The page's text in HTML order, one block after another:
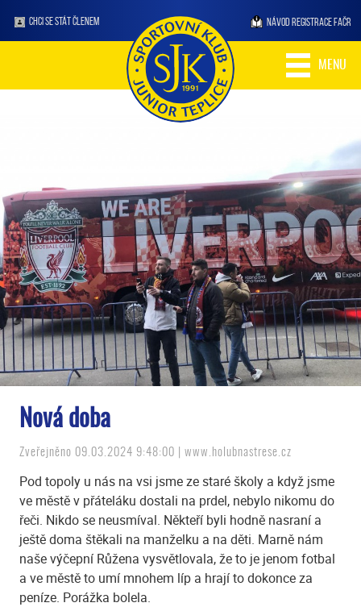
CHCI SE STÁT ČLENEM NÁVOD REGISTRACE FAČR
MENU
Nová doba
Zveřejněno 09.03.2024 9:48:00 | www.holubnastrese.cz
Pod topoly u nás na vsi jsme ze staré školy a když jsme
ve městě v přáteláku dostali na prdel, nebylo nikomu do
řeči. Nikdo se neusmíval. Někteří byli hodně nasraní a
ještě doma štěkali na manželku a na děti. Marně nám
naše výčepní Růžena vysvětlovala, že to je jenom fotbal
a ve městě to umí mnohem líp a hrají to dokonce za
peníze. Porážka bolela.